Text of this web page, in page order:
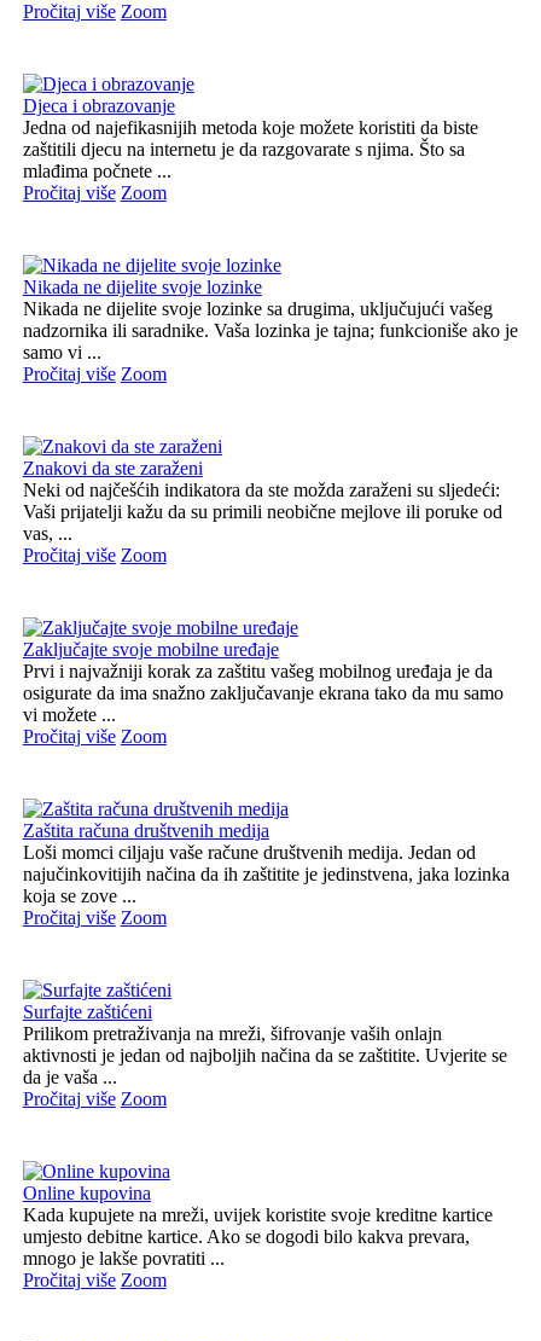
Pročitaj više Zoom
Djeca i obrazovanje
Jedna od najefikasnijih metoda koje možete koristiti da biste
zaštitili djecu na internetu je da razgovarate s njima. Što sa
mlađima počnete ...
Pročitaj više Zoom
Nikada ne dijelite svoje lozinke
Nikada ne dijelite svoje lozinke sa drugima, uključujući vašeg
nadzornika ili saradnike. Vaša lozinka je tajna; funkcioniše ako je
samo vi ...
Pročitaj više Zoom
Znakovi da ste zaraženi
Neki od najčešćih indikatora da ste možda zaraženi su sljedeći:
Vaši prijatelji kažu da su primili neobične mejlove ili poruke od
vas, ...
Pročitaj više Zoom
Zaključajte svoje mobilne uređaje
Prvi i najvažniji korak za zaštitu vašeg mobilnog uređaja je da
osigurate da ima snažno zaključavanje ekrana tako da mu samo
vi možete ...
Pročitaj više Zoom
Zaštita računa društvenih medija
Loši momci ciljaju vaše račune društvenih medija. Jedan od
najučinkovitijih načina da ih zaštitite je jedinstvena, jaka lozinka
koja se zove ...
Pročitaj više Zoom
Surfajte zaštićeni
Prilikom pretraživanja na mreži, šifrovanje vaših onlajn
aktivnosti je jedan od najboljih načina da se zaštitite. Uvjerite se
da je vaša ...
Pročitaj više Zoom
Online kupovina
Kada kupujete na mreži, uvijek koristite svoje kreditne kartice
umjesto debitne kartice. Ako se dogodi bilo kakva prevara,
mnogo je lakše povratiti ...
Pročitaj više Zoom